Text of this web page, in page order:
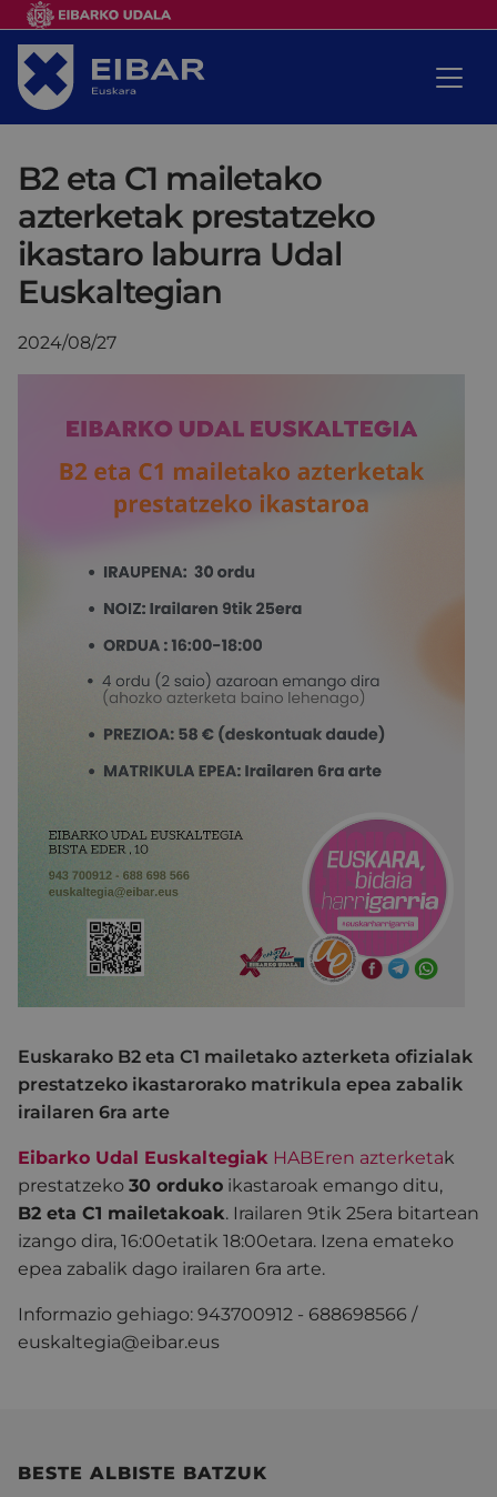
B2 eta C1 mailetako
azterketak prestatzeko
ikastaro laburra Udal
Euskaltegian
2024/08/27
Euskarako B2 eta C1 mailetako azterketa ofizialak
prestatzeko ikastarorako matrikula epea zabalik
irailaren 6ra arte
Eibarko Udal Euskaltegiak HABEren azterketak
prestatzeko 30 orduko ikastaroak emango ditu,
B2 eta C1 mailetakoak. Irailaren 9tik 25era bitartean
izango dira, 16:00etatik 18:00etara. Izena emateko
epea zabalik dago irailaren 6ra arte.
Informazio gehiago: 943700912 - 688698566 /
euskaltegia@eibar.eus
BESTE ALBISTE BATZUK